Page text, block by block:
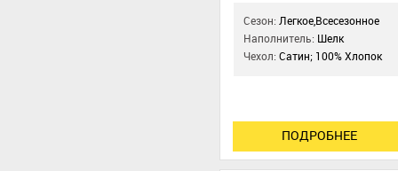
Сезон:Легкое,Всесезонное
Наполнитель: Шелк
Чехол:Сатин; 100% Хлопок
ПОДРОБНЕЕ